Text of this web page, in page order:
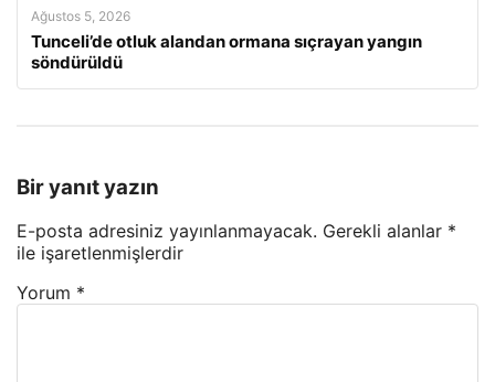
Ağustos 5, 2026
Tunceli’de otluk alandan ormana sıçrayan yangın
söndürüldü
Bir yanıt yazın
E-posta adresiniz yayınlanmayacak. Gerekli alanlar *
ile işaretlenmişlerdir
Yorum *